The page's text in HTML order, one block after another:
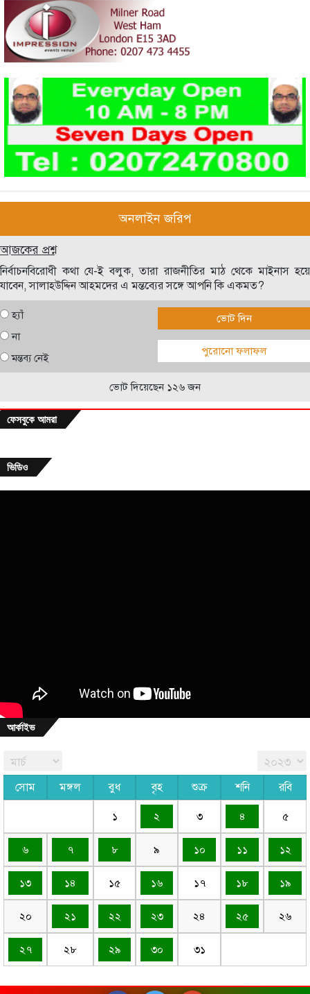
অনলাইন জরিপ
আজকের প্রশ্ন
নির্বাচনবিরোধী কথা যে-ই বলুক, তারা রাজনীতির মাঠ থেকে মাইনাস হয়ে
যাবেন, সালাহউদ্দিন আহমদের এ মন্তব্যের সঙ্গে আপনি কি একমত?
হ্যাঁ
না
মন্তব্য নেই
ভোট দিন
পুরোনো ফলাফল
ভোট দিয়েছেন ১২৬ জন
ফেসবুকে আমরা
ভিডিও
আর্কাইভ
সোম মঙ্গল বুধ বৃহ শুক্র শনি রবি
১ ২ ৩ ৪ ৫
৬ ৭ ৮ ৯ ১০ ১১ ১২
১৩ ১৪ ১৫ ১৬ ১৭ ১৮ ১৯
২০ ২১ ২২ ২৩ ২৪ ২৫ ২৬
২৭ ২৮ ২৯ ৩০ ৩১